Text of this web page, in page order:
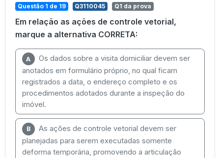
Questão 1 de 19 Q3110045 Q1 da prova
Em relação as ações de controle vetorial,
marque a alternativa CORRETA:
A
Os dados sobre a visita domiciliar devem ser
anotados em formulário próprio, no qual ficam
registrados a data, o endereço completo e os
procedimentos adotados durante a inspeção do
imóvel.
B
As ações de controle vetorial devem ser
planejadas para serem executadas somente
deforma temporária, promovendo a articulação